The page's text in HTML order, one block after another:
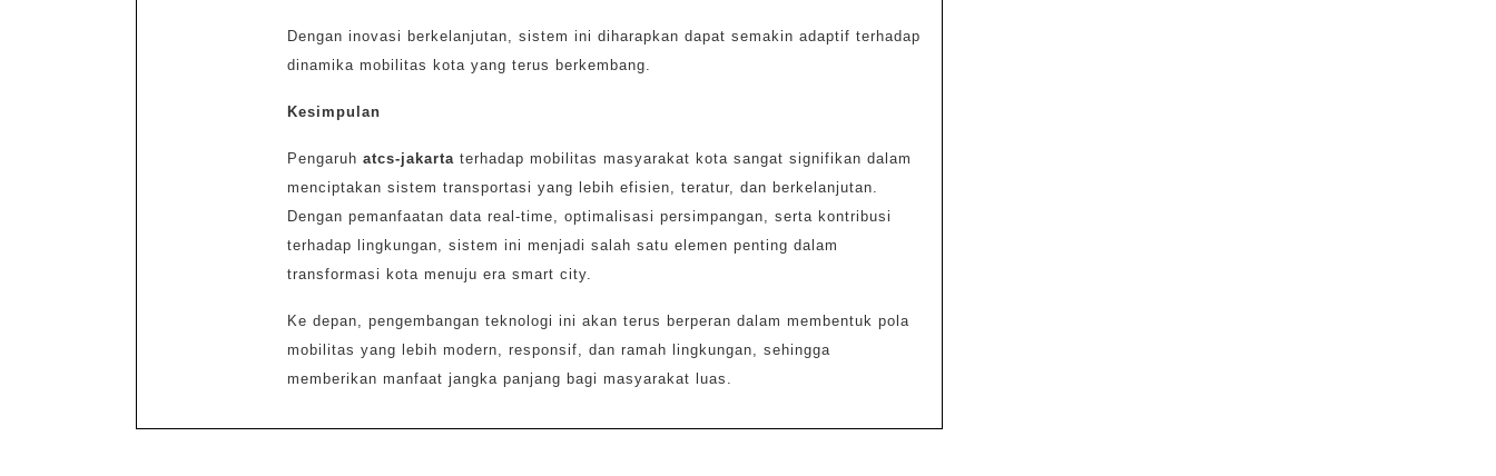
Dengan inovasi berkelanjutan, sistem ini diharapkan dapat semakin adaptif terhadap
dinamika mobilitas kota yang terus berkembang.
Kesimpulan
Pengaruh atcs-jakartaterhadap mobilitas masyarakat kota sangat signifikan dalam
menciptakan sistem transportasi yang lebih efisien, teratur, dan berkelanjutan.
Dengan pemanfaatan data real-time, optimalisasi persimpangan, serta kontribusi
terhadap lingkungan, sistem ini menjadi salah satu elemen penting dalam
transformasi kota menuju era smart city.
Ke depan, pengembangan teknologi ini akan terus berperan dalam membentuk pola
mobilitas yang lebih modern, responsif, dan ramah lingkungan, sehingga
memberikan manfaat jangka panjang bagi masyarakat luas.